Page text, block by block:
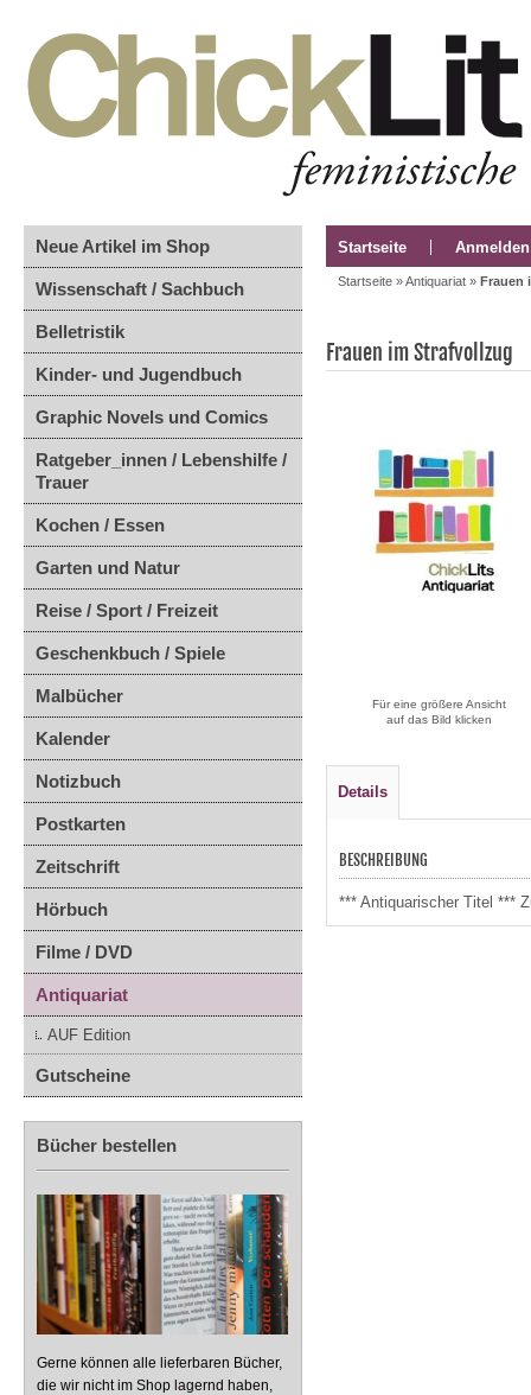
Neue Artikel im Shop
Wissenschaft / Sachbuch
Belletristik
Kinder- und Jugendbuch
Graphic Novels und Comics
Ratgeber_innen / Lebenshilfe /
Trauer
Kochen / Essen
Garten und Natur
Reise / Sport / Freizeit
Geschenkbuch / Spiele
Malbücher
Kalender
Notizbuch
Postkarten
Zeitschrift
Hörbuch
Filme / DVD
Antiquariat
AUF Edition
Gutscheine
Bücher bestellen
Gerne können alle lieferbaren Bücher,
die wir nicht im Shop lagernd haben,
Startseite Anmelden
Startseite »Antiquariat » Frauen
Frauen im Strafvollzug
Für eine größere Ansicht
auf das Bild klicken
Details
BESCHREIBUNG
*** Antiquarischer Titel ***